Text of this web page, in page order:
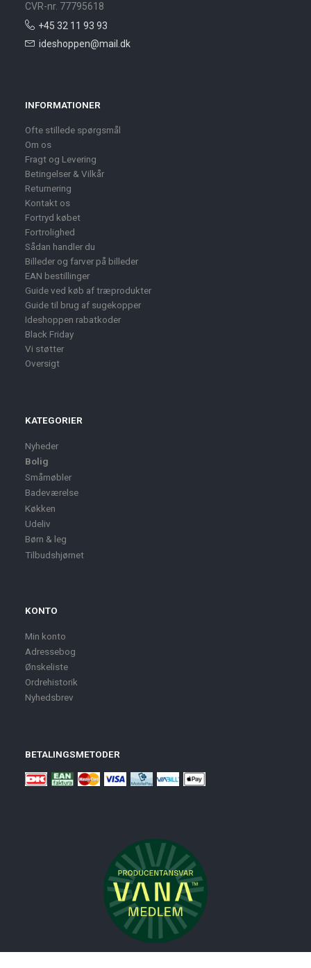
CVR-nr. 77795618
+45 32 11 93 93
ideshoppen@mail.dk
INFORMATIONER
Ofte stillede spørgsmål
Om os
Fragt og Levering
Betingelser & Vilkår
Returnering
Kontakt os
Fortryd købet
Fortrolighed
Sådan handler du
Billeder og farver på billeder
EAN bestillinger
Guide ved køb af træprodukter
Guide til brug af sugekopper
Ideshoppen rabatkoder
Black Friday
Vi støtter
Oversigt
KATEGORIER
Nyheder
Bolig
Småmøbler
Badeværelse
Køkken
Udeliv
Børn & leg
Tilbudshjørnet
KONTO
Min konto
Adressebog
Ønskeliste
Ordrehistorik
Nyhedsbrev
BETALINGSMETODER